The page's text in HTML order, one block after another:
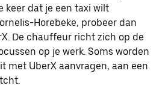
keer dat je een taxi wilt
Horebeke, probeer dan
De chauffeur richt zich op de
op je werk. Soms worden
met UberX aanvragen, aan een